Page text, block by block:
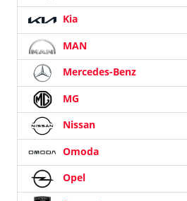
Kia
MAN
Mercedes-Benz
MG
Nissan
Omoda
Opel